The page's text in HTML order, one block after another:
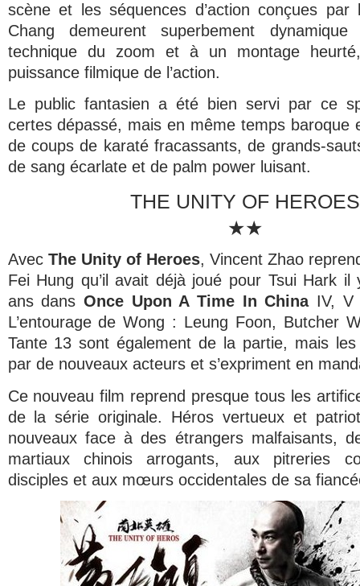
scène et les séquences d’action conçues par
Chang demeurent superbement
technique du zoom et à un montage
puissance filmique de l’action.
Le public fantasien a été bien servi par ce
certes dépassé, mais en même temps baroque
de coups de karaté fracassants, de grands-
de sang écarlate et de palm powerluisant.
THE UNITY OF HEROES
★★
Avec The Unityof Heroes, Vincent Zhao
Fei Hung qu’il avait déjà joué pour Tsui Hark
ans dans Once Upon A Time In ChinaIV, V
L’entourage de Wong : Leung Foon, Butcher
Tante 13 sont également de la partie, mais
par de nouveaux acteurs et s’expriment en
Ce nouveau film reprend presque tous les
de la série originale. Héros vertueux et
nouveaux face à des étrangers malfaisants,
martiaux chinois arrogants, aux pitreries
disciples et aux mœurs occidentales de sa